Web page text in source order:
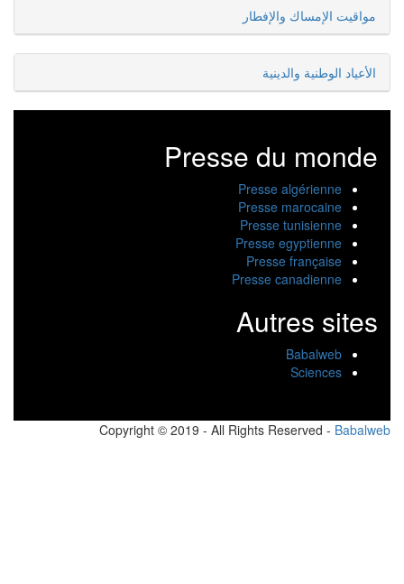
مواقيت الإمساك والإفطار
الأعياد الوطنية والدينية
Presse du monde
Presse algérienne
Presse marocaine
Presse tunisienne
Presse egyptienne
Presse française
Presse canadienne
Autres sites
Babalweb
Sciences
Copyright © 2019 - All Rights Reserved -